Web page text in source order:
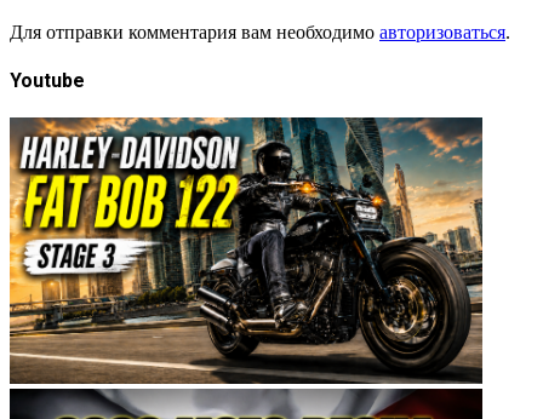
Для отправки комментария вам необходимо авторизоваться.
Youtube